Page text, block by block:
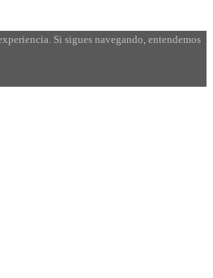
Si sigues navegando, entendemos